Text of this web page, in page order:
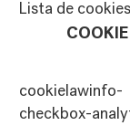
Lista de
COOKIE
cookielawinfo-
checkbox-